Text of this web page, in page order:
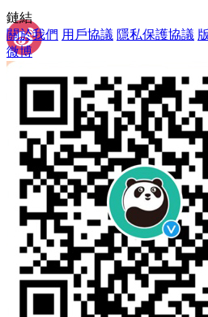
Facebook
鏈結
關於我們 用戶協議 隱私保護協議
微博